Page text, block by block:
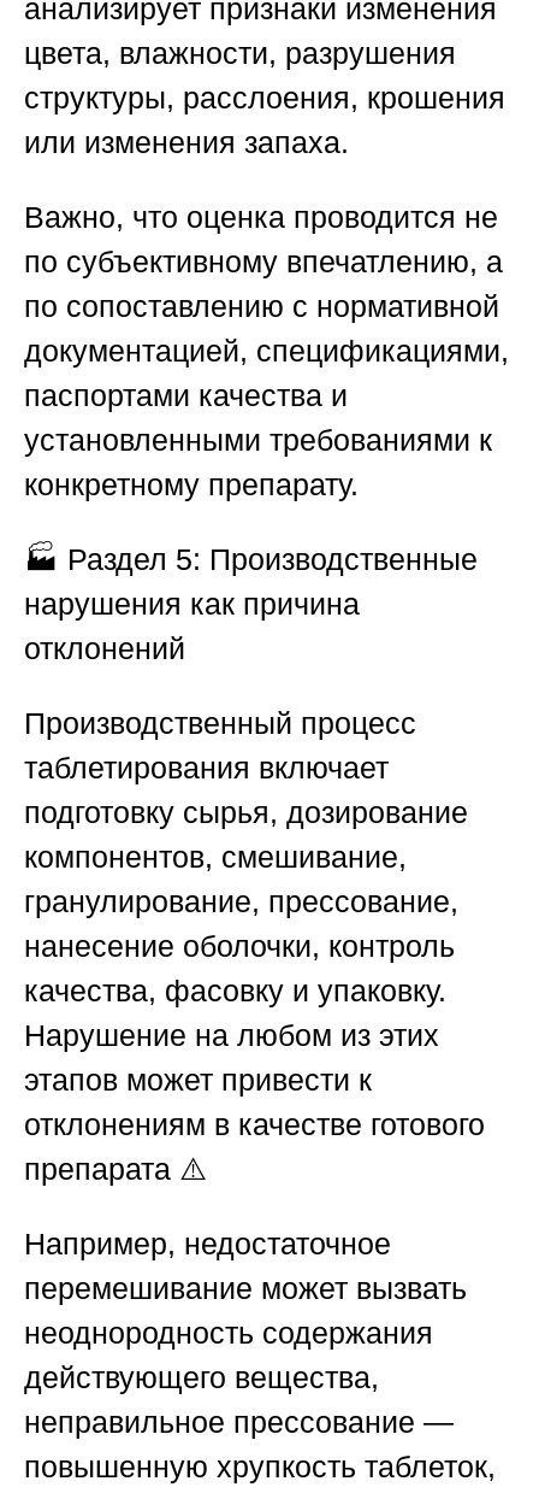
анализирует признаки изменения
цвета, влажности, разрушения
структуры, расслоения, крошения
или изменения запаха.
Важно, что оценка проводится не
по субъективному впечатлению, а
по сопоставлению с нормативной
документацией, спецификациями,
паспортами качества и
установленными требованиями к
конкретному препарату.
🏭 Раздел 5: Производственные
нарушения как причина
отклонений
Производственный процесс
таблетирования включает
подготовку сырья, дозирование
компонентов, смешивание,
гранулирование, прессование,
нанесение оболочки, контроль
качества, фасовку и упаковку.
Нарушение на любом из этих
этапов может привести к
отклонениям в качестве готового
препарата ⚠️
Например, недостаточное
перемешивание может вызвать
неоднородность содержания
действующего вещества,
неправильное прессование —
повышенную хрупкость таблеток,